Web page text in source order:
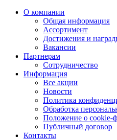
О компании
Общая информация
Ассортимент
Достижения и
Вакансии
Партнерам
Сотрудничество
Информация
Все акции
Новости
Политика
Обработка
Положение о cookie-
Публичный договор
Контакты